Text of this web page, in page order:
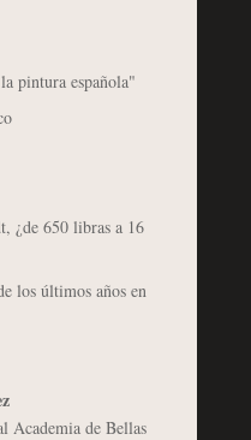
pintura española"
¿de 650 libras a 16
los últimos años en
Academia de Bellas